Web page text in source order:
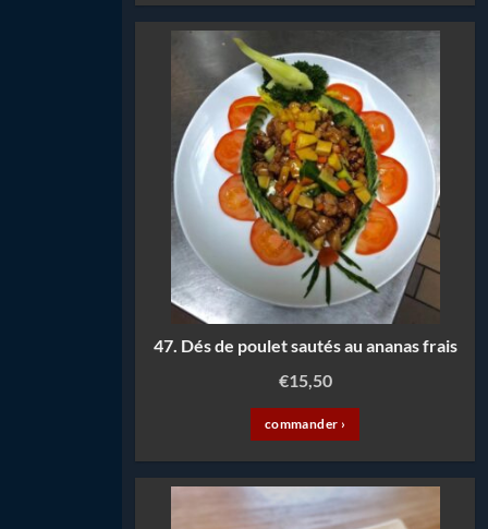
47. Dés de poulet sautés au ananas frais
€15,50
commander ›